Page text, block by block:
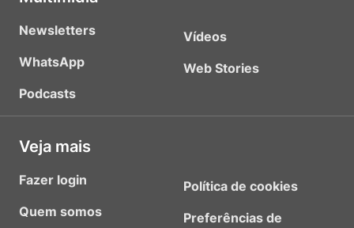
Newsletters
WhatsApp
Podcasts
Vídeos
Web Stories
Veja mais
Fazer login
Quem somos
Política de cookies
Preferências de